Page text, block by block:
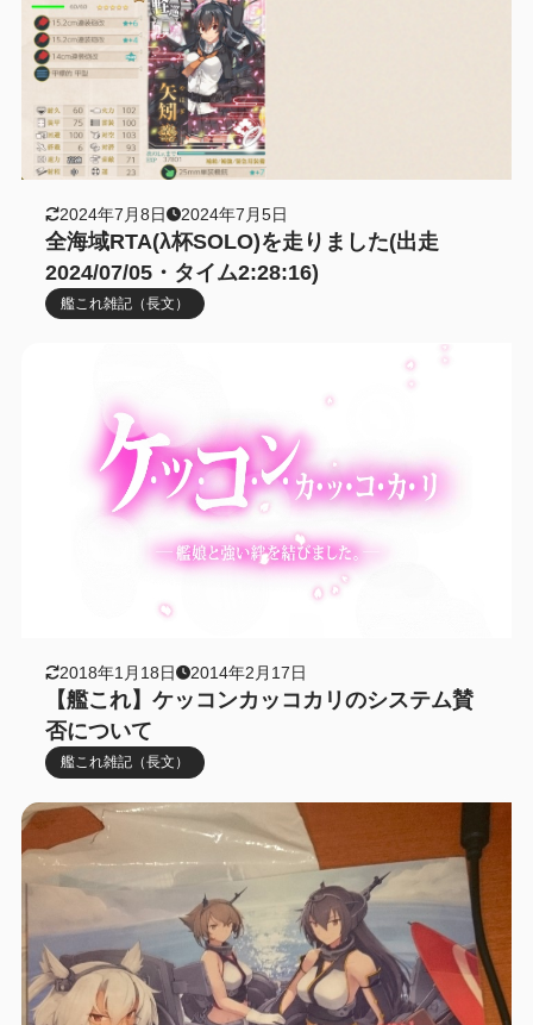
2024年7月8日 2024年7月5日
全海域RTA(λ杯SOLO)を走りました(出走
2024/07/05・タイム2:28:16)
艦これ雑記（長文）
2018年1月18日 2014年2月17日
【艦これ】ケッコンカッコカリのシステム賛
否について
艦これ雑記（長文）